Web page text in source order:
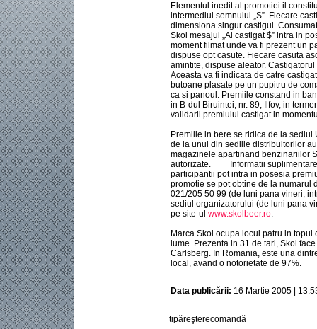
Elementul inedit al promotiei il
intermediul semnului „S”. Fiecare
dimensiona singur castigul.
Skol mesajul „Ai castigat $” intra in
moment filmat unde va fi prezent un
dispuse opt casute. Fiecare casuta
amintite, dispuse aleator.
Aceasta va fi indicata de catre
butoane plasate pe un pupitru de
ca si panoul. Premiile constand in
in B-dul Biruintei, nr. 89, Ilfov, in
validarii premiului castigat in
Premiile in bere se ridica de la
de la unul din sediile distribuitorilor
magazinele apartinand benzinariilor
autorizate. Informatii suplimentare
participantii pot intra in posesia
promotie se pot obtine de la numarul
021/205 50 99 (de luni pana vineri,
sediul organizatorului (de luni pana
pe site-ul www.skolbeer.ro.
Marca Skol ocupa locul patru in
lume. Prezenta in 31 de tari, Skol
Carlsberg. In Romania, este una
local, avand o notorietate de 97%.
Data publicării: 16 Martie 2005 |
tipăreşterecomandă